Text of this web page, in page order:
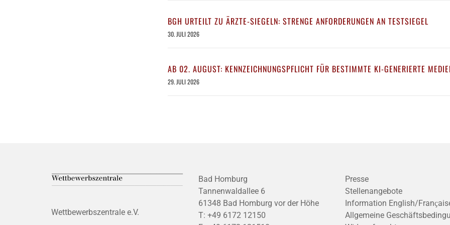
BGH URTEILT ZU ÄRZTE-SIEGELN: STRENGE ANFORDERUNGEN AN TESTSIEGEL
30. JULI 2026
AB 02. AUGUST: KENNZEICHNUNGSPFLICHT FÜR BESTIMMTE KI-GENERIERTE
29. JULI 2026
Wettbewerbszentrale e.V.
Bad Homburg
Tannenwaldallee 6
61348 Bad Homburg vor der Höhe
T: +49 6172 12150
Presse
Stellenangebote
Information English/
Allgemeine